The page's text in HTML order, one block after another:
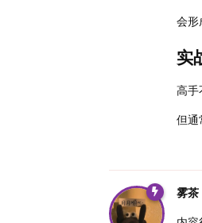
会形
实
高手
但通
雾茶